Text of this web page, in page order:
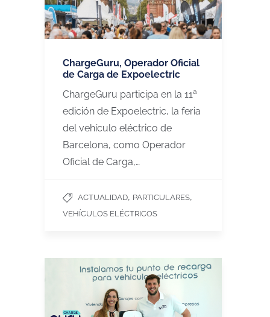
ChargeGuru, Operador Oficial
de Carga de Expoelectric
ChargeGuru participa en la 11ª
edición de Expoelectric, la feria
del vehículo eléctrico de
Barcelona, como Operador
Oficial de Carga,…
ACTUALIDAD, PARTICULARES,
VEHÍCULOS ELÉCTRICOS